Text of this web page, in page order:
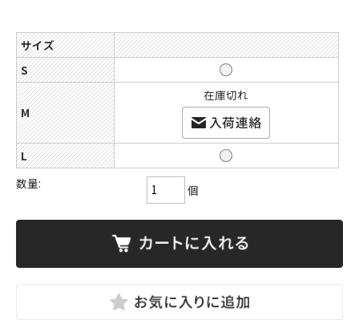
サイズ
S
M
在庫切れ
L
数量:
個